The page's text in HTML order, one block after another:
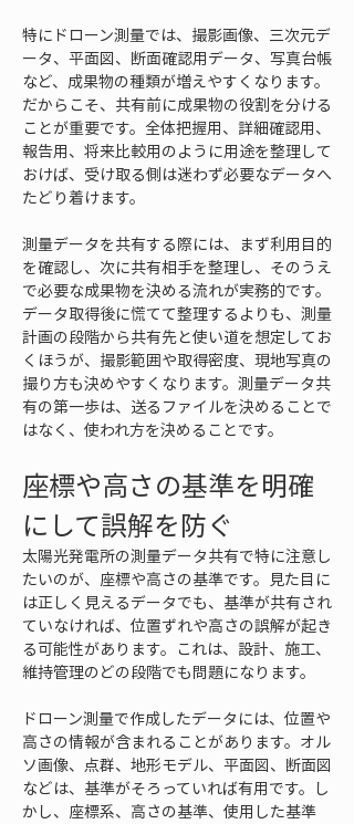
特にドローン測量では、撮影画像、三次元デ
ータ、平面図、断面確認用データ、写真台帳
など、成果物の種類が増えやすくなります。
だからこそ、共有前に成果物の役割を分ける
ことが重要です。全体把握用、詳細確認用、
報告用、将来比較用のように用途を整理して
おけば、受け取る側は迷わず必要なデータへ
たどり着けます。
測量データを共有する際には、まず利用目的
を確認し、次に共有相手を整理し、そのうえ
で必要な成果物を決める流れが実務的です。
データ取得後に慌てて整理するよりも、測量
計画の段階から共有先と使い道を想定してお
くほうが、撮影範囲や取得密度、現地写真の
撮り方も決めやすくなります。測量データ共
有の第一歩は、送るファイルを決めることで
はなく、使われ方を決めることです。
座標や高さの基準を明確
にして誤解を防ぐ
太陽光発電所の測量データ共有で特に注意し
たいのが、座標や高さの基準です。見た目に
は正しく見えるデータでも、基準が共有され
ていなければ、位置ずれや高さの誤解が起き
る可能性があります。これは、設計、施工、
維持管理のどの段階でも問題になります。
ドローン測量で作成したデータには、位置や
高さの情報が含まれることがあります。オル
ソ画像、点群、地形モデル、平面図、断面図
などは、基準がそろっていれば有用です。し
かし、座標系、高さの基準、使用した基準